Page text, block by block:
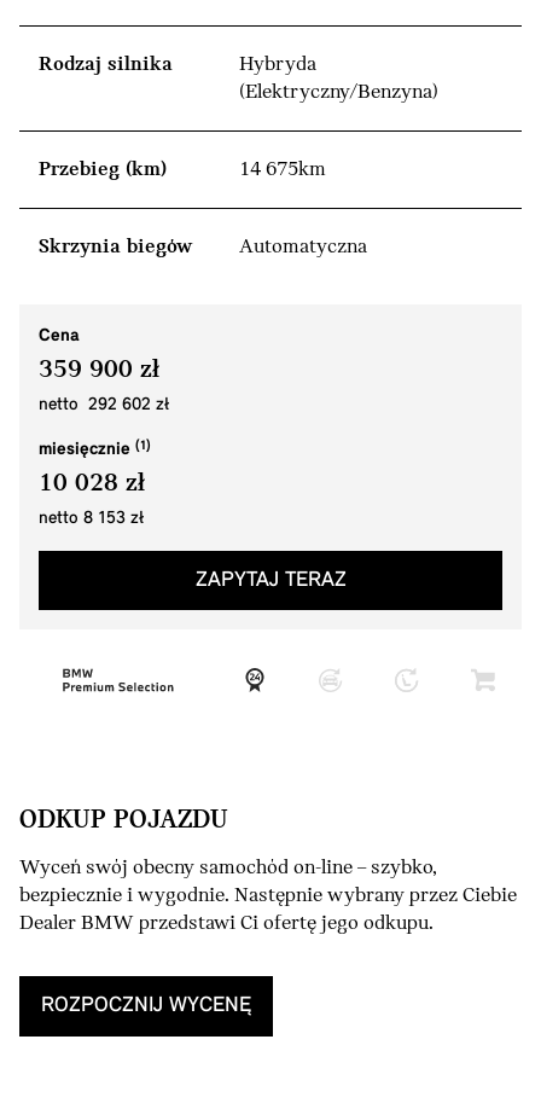
Rodzaj silnika
Hybryda
(Elektryczny/Benzyna)
Przebieg (km) 14 675km
Skrzynia biegów Automatyczna
Cena
359 900 zł
netto 292 602 zł
miesięcznie
10 028 zł
netto 8 153 zł
ZAPYTAJ TERAZ
ODKUP POJAZDU
Wyceń swój obecny samochód on-line – szybko,
bezpiecznie i wygodnie. Następnie wybrany przez Ciebie
Dealer BMW przedstawi Ci ofertę jego odkupu.
ROZPOCZNIJ WYCENĘ